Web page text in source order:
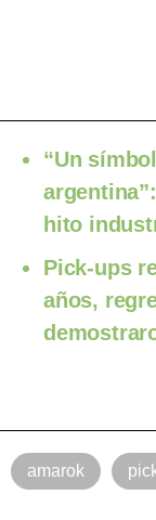
“Un
hito
Pick-ups
años,
amarok